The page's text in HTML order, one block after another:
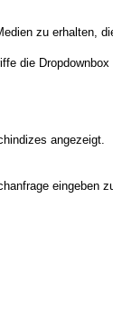
zu erhalten,
die Dropdownbox
angezeigt.
eingeben